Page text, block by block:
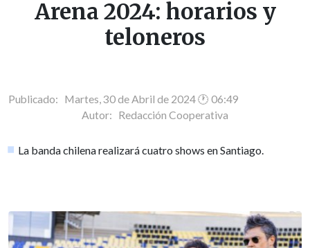
Arena 2024: horarios y
teloneros
Publicado: Martes, 30 de Abril de 2024 🕐 06:49
Autor: Redacción Cooperativa
La banda chilena realizará cuatro shows en Santiago.